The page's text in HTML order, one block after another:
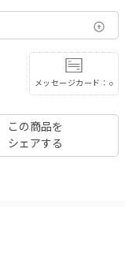
メッセージカード：○
この商品を
シェアする